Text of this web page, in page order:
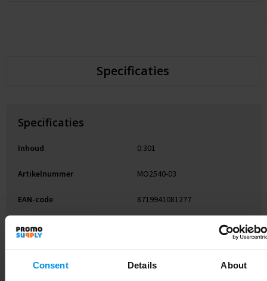
Consent Details About
Specificaties
Specificaties
Inhoud 0.301
Artikelnummer MO2540-03
EAN-code 8719941081277
Merk
Gewicht 110 g